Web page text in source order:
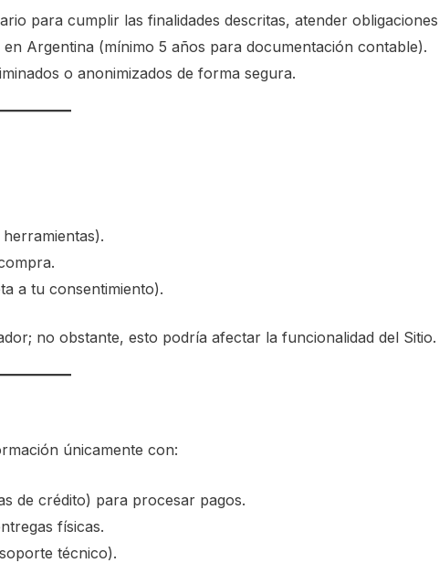
para cumplir las finalidades descritas, atender obligaciones
Argentina (mínimo 5 años para documentación contable).
o anonimizados de forma segura.
a tu consentimiento).
no obstante, esto podría afectar la funcionalidad del Sitio.
únicamente con:
de crédito) para procesar pagos.
físicas.
técnico).